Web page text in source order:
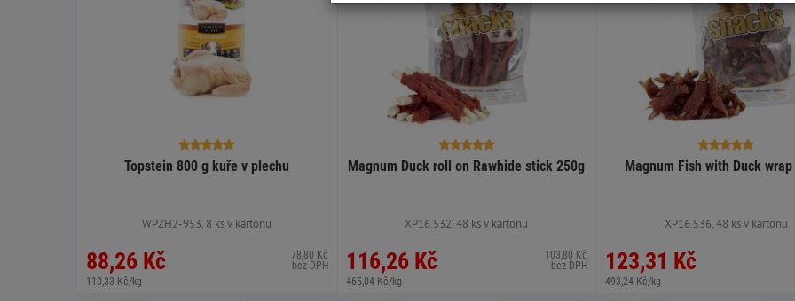
Topstein 800 g kuře v plechu
WPZH2-953, 8 ks v kartonu
88,26 Kč
110,33 Kč/kg
78,80 Kč
bez DPH
Magnum Duck roll on Rawhide stick 250g
XP16.532, 48 ks v kartonu
116,26 Kč
465,04 Kč/kg
103,80 Kč
bez DPH
Magnum Fish with Duck
XP16.536, 48 ks v kartonu
123,31 Kč
493,24 Kč/kg